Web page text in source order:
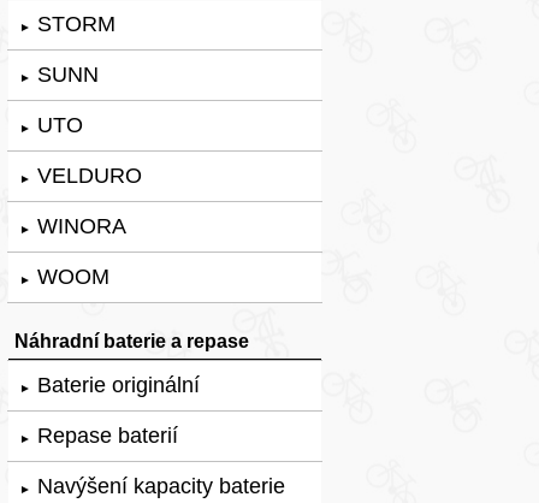
► STORM
► SUNN
► UTO
► VELDURO
► WINORA
► WOOM
Náhradní baterie a repase
► Baterie originální
► Repase baterií
► Navýšení kapacity baterie